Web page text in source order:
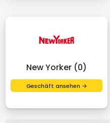
New Yorker (0)
Geschäft ansehen →